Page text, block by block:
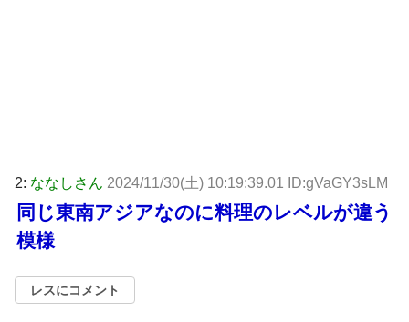
2: ななしさん 2024/11/30(土) 10:19:39.01 ID:gVaGY3sLM
同じ東南アジアなのに料理のレベルが違う
模様
レスにコメント